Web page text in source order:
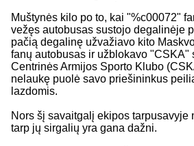
Muštynės kilo po to, kai "%c00072"
vežęs autobusas sustojo degalinėje
pačią degalinę užvažiavo kito
fanų autobusas ir užblokavo "CSKA"
Centrinės Armijos Sporto Klubo
nelaukę puolė savo priešininkus
lazdomis.
Nors šį savaitgalį ekipos tarpusavyje
tarp jų sirgalių yra gana dažni.